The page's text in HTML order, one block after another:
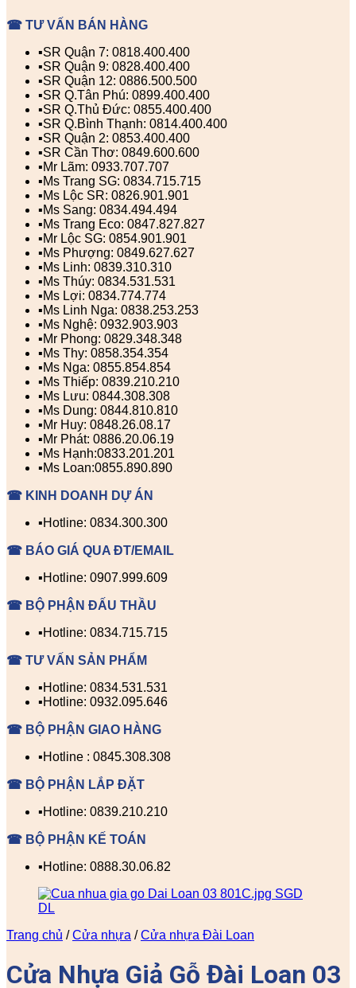
☎ TƯ VẤN BÁN HÀNG
▪️SR Quận 7: 0818.400.400
▪️SR Quận 9: 0828.400.400
▪️SR Quận 12: 0886.500.500
▪️SR Q.Tân Phú: 0899.400.400
▪️SR Q.Thủ Đức: 0855.400.400
▪️SR Q.Bình Thạnh: 0814.400.400
▪️SR Quận 2: 0853.400.400
▪️SR Cần Thơ: 0849.600.600
▪️Mr Lãm: 0933.707.707
▪️Ms Trang SG: 0834.715.715
▪️Ms Lộc SR: 0826.901.901
▪️Ms Sang: 0834.494.494
▪️Ms Trang Eco: 0847.827.827
▪️Mr Lộc SG: 0854.901.901
▪️Ms Phượng: 0849.627.627
▪️Ms Linh: 0839.310.310
▪️Ms Thúy: 0834.531.531
▪️Ms Lợi: 0834.774.774
▪️Ms Linh Nga: 0838.253.253
▪️Ms Nghệ: 0932.903.903
▪️Mr Phong: 0829.348.348
▪️Ms Thy: 0858.354.354
▪️Ms Nga: 0855.854.854
▪️Ms Thiếp: 0839.210.210
▪️Ms Lưu: 0844.308.308
▪️Ms Dung: 0844.810.810
▪️Mr Huy: 0848.26.08.17
▪️Mr Phát: 0886.20.06.19
▪️Ms Hạnh:0833.201.201
▪️Ms Loan:0855.890.890
☎ KINH DOANH DỰ ÁN
▪️Hotline: 0834.300.300
☎ BÁO GIÁ QUA ĐT/EMAIL
▪️Hotline: 0907.999.609
☎ BỘ PHẬN ĐẤU THẦU
▪️Hotline: 0834.715.715
☎ TƯ VẤN SẢN PHẨM
▪️Hotline: 0834.531.531
▪️Hotline: 0932.095.646
☎ BỘ PHẬN GIAO HÀNG
▪️Hotline : 0845.308.308
☎ BỘ PHẬN LẮP ĐẶT
▪️Hotline: 0839.210.210
☎ BỘ PHẬN KẾ TOÁN
▪️Hotline: 0888.30.06.82
Trang chủ / Cửa nhựa / Cửa nhựa Đài Loan
Cửa Nhựa Giả Gỗ Đài Loan 03